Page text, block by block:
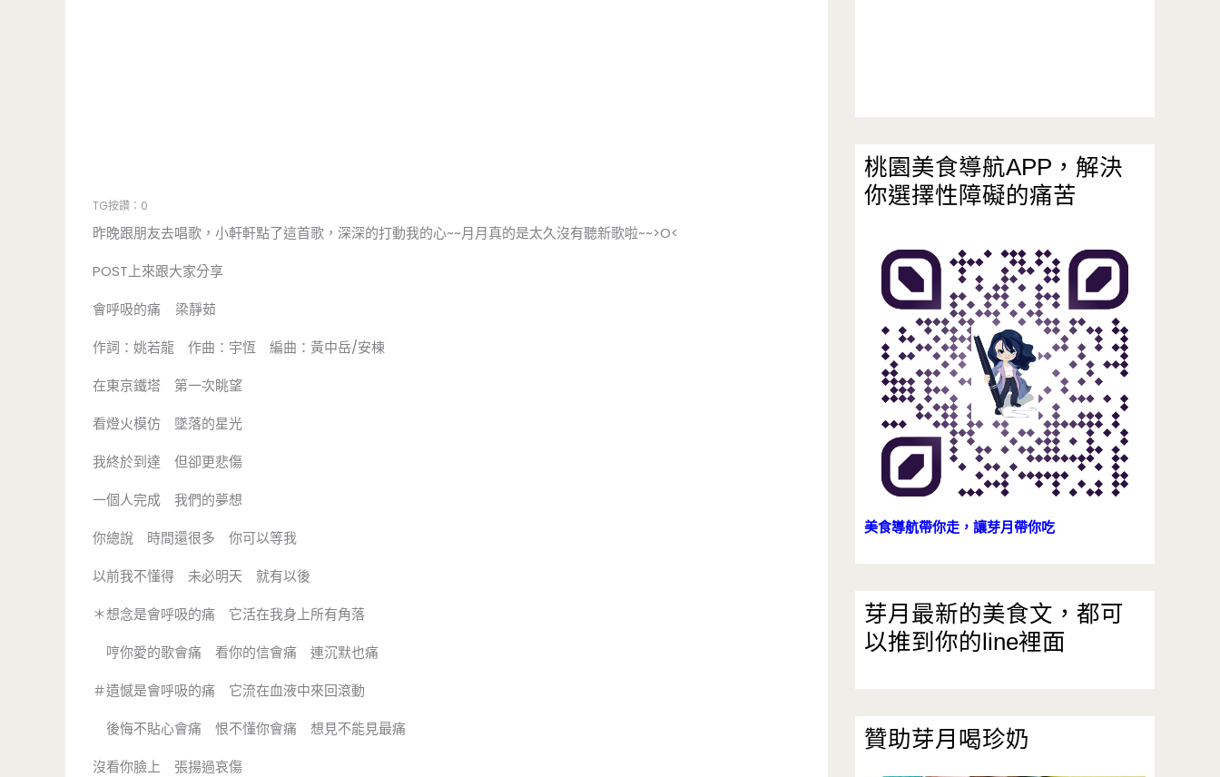
TG按讚：0
昨晚跟朋友去唱歌，小軒軒點了這首歌，深深的打動我的心~~月月真的是太久沒有聽新歌啦~~>O<
POST上來跟大家分享
會呼吸的痛 梁靜茹
作詞：姚若龍 作曲：宇恆 編曲：黃中岳/安棟
在東京鐵塔 第一次眺望
看燈火模仿 墜落的星光
我終於到達 但卻更悲傷
一個人完成 我們的夢想
你總說 時間還很多 你可以等我
以前我不懂得 未必明天 就有以後
＊想念是會呼吸的痛 它活在我身上所有角落
哼你愛的歌會痛 看你的信會痛 連沉默也痛
＃遺憾是會呼吸的痛 它流在血液中來回滾動
後悔不貼心會痛 恨不懂你會痛 想見不能見最痛
沒看你臉上 張揚過哀傷
桃園美食導航APP，解決
你選擇性障礙的痛苦
美食導航帶你走，讓芽月帶你吃
芽月最新的美食文，都可
以推到你的line裡面
贊助芽月喝珍奶